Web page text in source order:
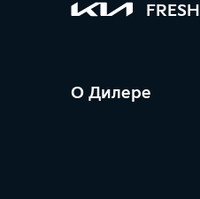
FRESH
О Дилере